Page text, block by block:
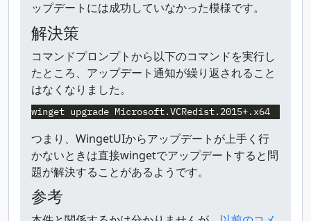
ップデートには成功していなかった模様です。
解決策
コマンドプロンプトから以下のコマンドを実行し
たところ、アップデート通知が繰り返されること
はなくなりました。
つまり、WingetUIからアップデートが上手く行
かないときは直接wingetでアップデートすると問
題が解決することがあるようです。
参考